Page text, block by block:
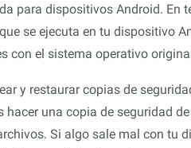
para dispositivos Android. En
se ejecuta en tu dispositivo
con el sistema operativo
y restaurar copias de
una copia de seguridad
Si algo sale mal con tu